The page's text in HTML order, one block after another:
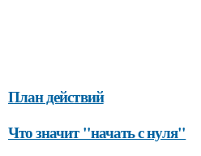
План действий
Что значит "начать с нуля"